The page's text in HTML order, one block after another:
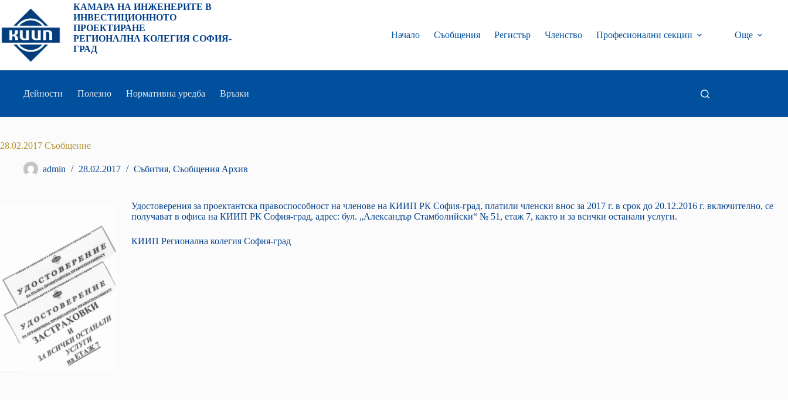
съдържанието
КАМАРА НА ИНЖЕНЕРИТЕ В
ИНВЕСТИЦИОННОТО
ПРОЕКТИРАНЕ
РЕГИОНАЛНА КОЛЕГИЯ СОФИЯ-
ГРАД
Начало Съобщения Регистър Членство Професионални секции Още
Дейности Полезно Нормативна уредба Връзки
28.02.2017 Съобщение
admin 28.02.2017 Събития, Съобщения Архив
Удостоверения за проектантска правоспособност на членове на КИИП РК София-град, платили членски внос за 2017 г. в срок до 20.12.2016 г. включително, се
получават в офиса на КИИП РК София-град, адрес: бул. „Александър Стамболийски“ № 51, етаж 7, както и за всички останали услуги.
КИИП Регионална колегия София-град